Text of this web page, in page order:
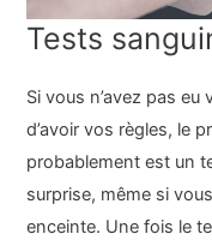
Tests
Si vous n’avez pas
d’avoir vos règles, le
probablement est un
surprise, même si
enceinte. Une fois le